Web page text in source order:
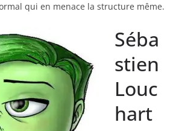
qui en menace la structure même.
Séba
stien
Louc
hart